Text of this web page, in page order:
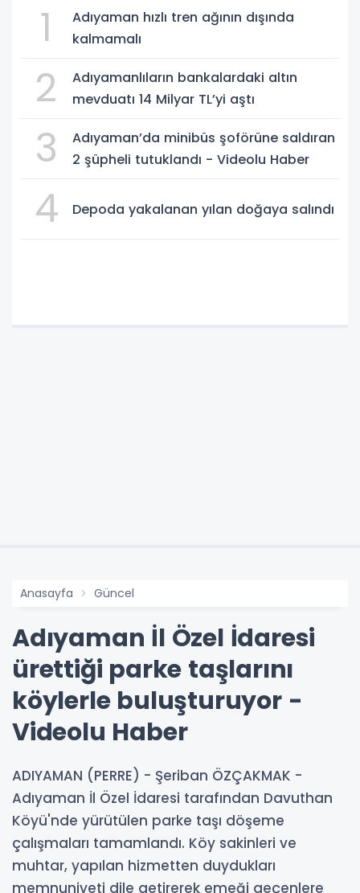
1
Adıyaman hızlı tren ağının dışında
kalmamalı
2
Adıyamanlıların bankalardaki altın
mevduatı 14 Milyar TL’yi aştı
3
Adıyaman’da minibüs şoförüne saldıran
2 şüpheli tutuklandı - Videolu Haber
4 Depoda yakalanan yılan doğaya salındı
Anasayfa Güncel
Adıyaman İl Özel İdaresi
ürettiği parke taşlarını
köylerle buluşturuyor -
Videolu Haber
ADIYAMAN (PERRE) - Şeriban ÖZÇAKMAK -
Adıyaman İl Özel İdaresi tarafından Davuthan
Köyü'nde yürütülen parke taşı döşeme
çalışmaları tamamlandı. Köy sakinleri ve
muhtar, yapılan hizmetten duydukları
memnuniyeti dile getirerek emeği geçenlere